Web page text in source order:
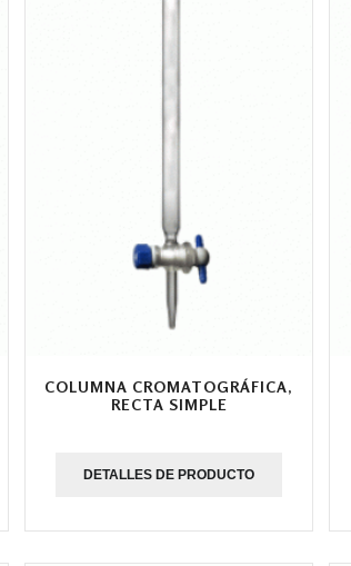
COLUMNA CROMATOGRÁFICA,
RECTA SIMPLE
DETALLES DE PRODUCTO